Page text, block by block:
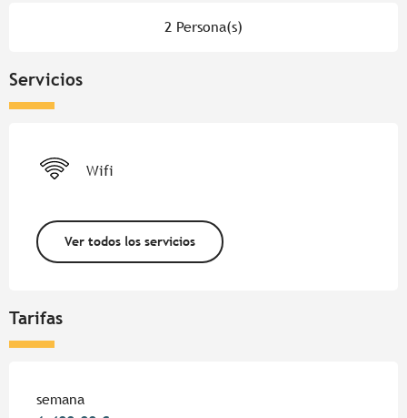
2 Persona(s)
Servicios
Wifi
Ver todos los servicios
Tarifas
Tarifas 2026
semana